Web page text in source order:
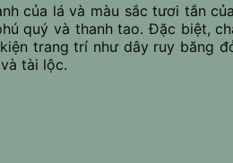
của lá và màu sắc tươi tắn
quý và thanh tao. Đặc biệt,
trang trí như dây ruy băng
tài lộc.